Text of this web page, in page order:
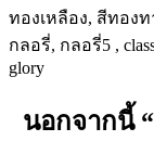
นอกจากนี้